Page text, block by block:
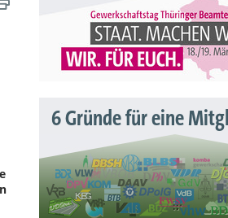
6 Gründe für eine